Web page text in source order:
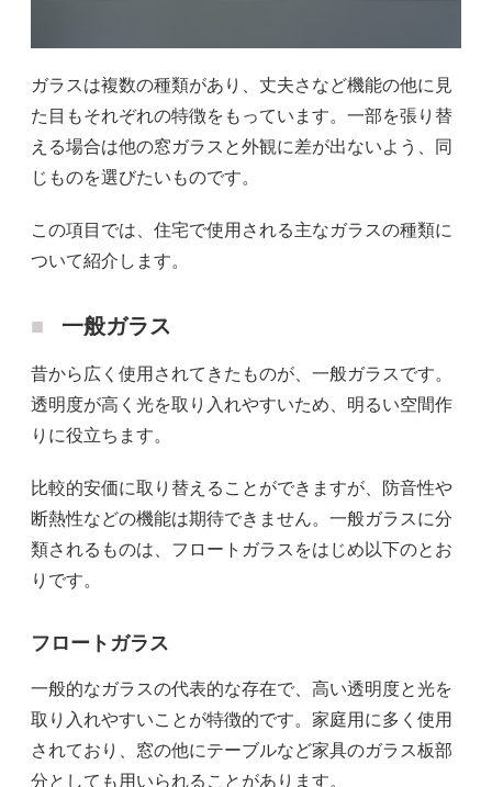
ガラスは複数の種類があり、丈夫さなど機能の他に見
た目もそれぞれの特徴をもっています。一部を張り替
える場合は他の窓ガラスと外観に差が出ないよう、同
じものを選びたいものです。
この項目では、住宅で使用される主なガラスの種類に
ついて紹介します。
一般ガラス
昔から広く使用されてきたものが、一般ガラスです。
透明度が高く光を取り入れやすいため、明るい空間作
りに役立ちます。
比較的安価に取り替えることができますが、防音性や
断熱性などの機能は期待できません。一般ガラスに分
類されるものは、フロートガラスをはじめ以下のとお
りです。
フロートガラス
一般的なガラスの代表的な存在で、高い透明度と光を
取り入れやすいことが特徴的です。家庭用に多く使用
されており、窓の他にテーブルなど家具のガラス板部
分としても用いられることがあります。